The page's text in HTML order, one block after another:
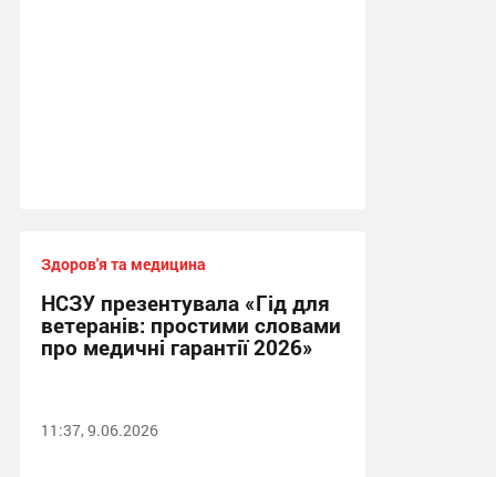
Здоров'я та медицина
НСЗУ презентувала «Гід для
ветеранів: простими словами
про медичні гарантії 2026»
11:37, 9.06.2026